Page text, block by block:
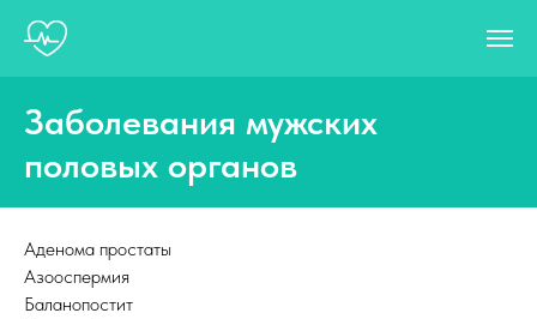
Заболевания мужских
половых органов
Аденома простаты
Азооспермия
Баланопостит